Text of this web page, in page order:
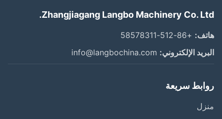
Zhangjiagang Langbo Machinery Co.
+86-512-58578311
الإلكتروني: info@langbochina.com
سريعة